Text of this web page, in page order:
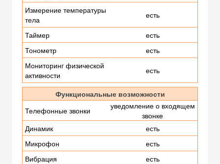
Измерение температуры
тела
есть
Таймер
есть
Тонометр
есть
Мониторинг физической
активности
есть
Функциональные возможности
Телефонные звонки
уведомление о входящем
звонке
Динамик
есть
Микрофон
есть
Вибрация
есть